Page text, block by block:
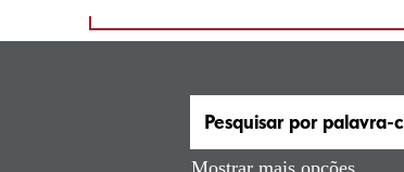
Mostrar mais opções